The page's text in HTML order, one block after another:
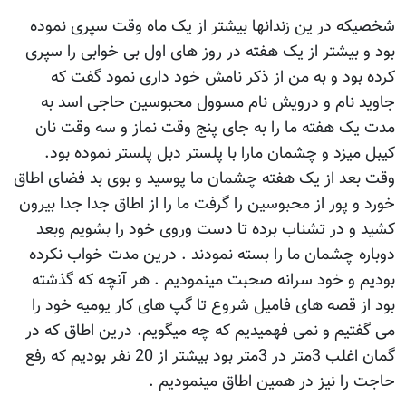
شخصیکه در ین زندانها بیشتر از یک ماه وقت سپری نموده
بود و بیشتر از یک هفته در روز های اول بی خوابی را سپری
کرده بود و به من از ذکر نامش خود داری نمود گفت که
جاوید نام و درویش نام مسوول محبوسین حاجی اسد به
مدت یک هفته ما را به جای پنج وقت نماز و سه وقت نان
کیبل میزد و چشمان مارا با پلستر دبل پلستر نموده بود.
وقت بعد از یک هفته چشمان ما پوسید و بوی بد فضای اطاق
خورد و پور از محبوسین را گرفت ما را از اطاق جدا جدا بیرون
کشید و در تشناب برده تا دست وروی خود را بشویم وبعد
دوباره چشمان ما را بسته نمودند . درین مدت خواب نکرده
بودیم و خود سرانه صحبت مینمودیم . هر آنچه که گذشته
بود از قصه های فامیل شروع تا گپ های کار یومیه خود را
می گفتیم و نمی فهمیدیم که چه میگویم. درین اطاق که در
گمان اغلب 3متر در 3متر بود بیشتر از 20 نفر بودیم که رفع
حاجت را نیز در همین اطاق مینمودیم .